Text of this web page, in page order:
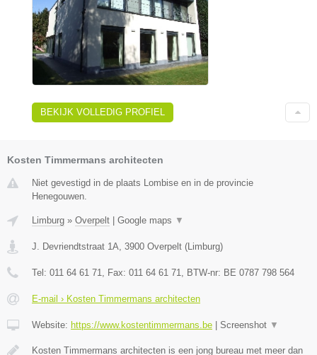
BEKIJK VOLLEDIG PROFIEL
Kosten Timmermans architecten
Niet gevestigd in de plaats Lombise en in de provincie
Henegouwen.
Limburg » Overpelt Google maps ▼
J. Devriendtstraat 1A, 3900 Overpelt (Limburg)
Tel: 011 64 61 71, Fax: 011 64 61 71, BTW-nr: BE 0787 798 564
E-mail › Kosten Timmermans architecten
Website: https://www.kostentimmermans.be Screenshot ▼
Kosten Timmermans architecten is een jong bureau met meer dan